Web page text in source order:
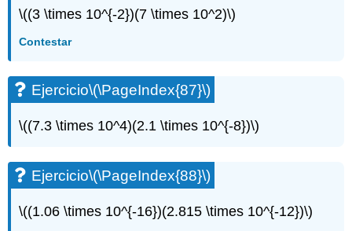
\((3 \times 10^{-2})(7 \times 10^2)\)
Contestar
Ejercicio\(\PageIndex{87}\)
\((7.3 \times 10^4)(2.1 \times 10^{-8})\)
Ejercicio\(\PageIndex{88}\)
\((1.06 \times 10^{-16})(2.815 \times 10^{-12})\)